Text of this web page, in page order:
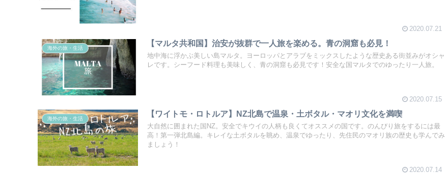
2020.07.21
海外の旅・生活
【マルタ共和国】治安が抜群で一人旅を楽める。青の洞窟も必見！
地中海に浮かぶ美しい島マルタ。ヨーロッパとアラブをミックスしたような歴史ある街並みがオシャ
レです。シーフード料理も美味しく、青の洞窟も必見です！安全な国マルタでのゆったり一人旅。
2020.07.15
海外の旅・生活
【ワイトモ・ロトルア】NZ北島で温泉・土ボタル・マオリ文化を満喫
大自然に囲まれた国NZ。安全でキウイの人柄も良くてオススメの国です。のんびり旅をするには最
高！第一弾北島編。キレイな土ボタルを眺め、温泉でゆったり、先住民のマオリ族の歴史も学んでみ
ましょう！
2020.07.14